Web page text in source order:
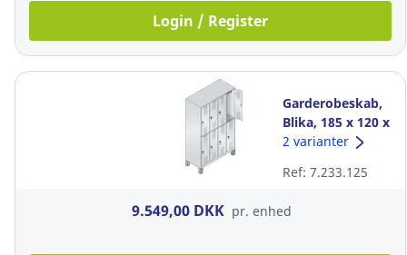
Login / Register
Garderobeskab,
Blika, 185 x 120 x
50 cm, 8 rum grå
2 varianter
Ref: 7.233.125
9.549,00 DKK pr. enhed